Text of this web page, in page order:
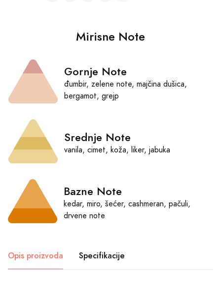
Mirisne Note
Gornje Note
đumbir, zelene note, majčina dušica,
bergamot, grejp
Srednje Note
vanila, cimet, koža, liker, jabuka
Bazne Note
kedar, miro, šećer, cashmeran, pačuli,
drvene note
Opis proizvoda Specifikacije